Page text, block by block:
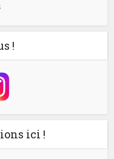
!
ici !